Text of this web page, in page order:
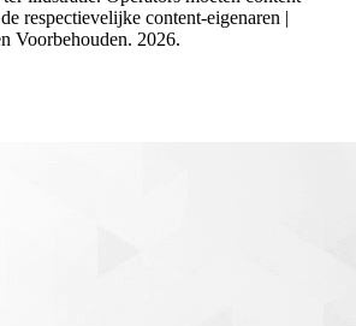
respectievelijke content-eigenaren |
Voorbehouden. 2026.